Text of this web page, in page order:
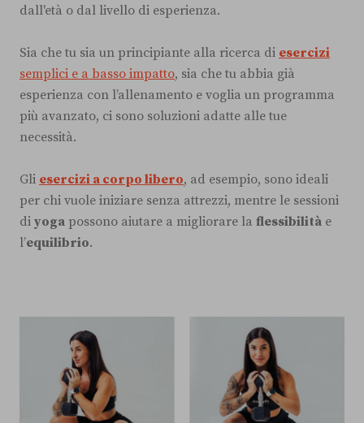
dall'età o dal livello di esperienza.
Sia che tu sia un principiante alla ricerca di esercizi
semplici e a basso impatto, sia che tu abbia già
esperienza con l’allenamento e voglia un programma
più avanzato, ci sono soluzioni adatte alle tue
necessità.
Gli esercizi a corpo libero, ad esempio, sono ideali
per chi vuole iniziare senza attrezzi, mentre le sessioni
di yoga possono aiutare a migliorare la flessibilità e
l’equilibrio.